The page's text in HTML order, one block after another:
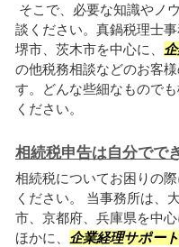
そこで、必要な知識やノ
談ください。真鍋税理士
堺市、茨木市を中心に、
の他税務相談などのお客
す。どんな些細なもので
ください。
相続税申告は自分でで
相続税についてお困りの
ください。 当事務所は、
市、京都府、兵庫県を中
ほかに、 企業経理サポート